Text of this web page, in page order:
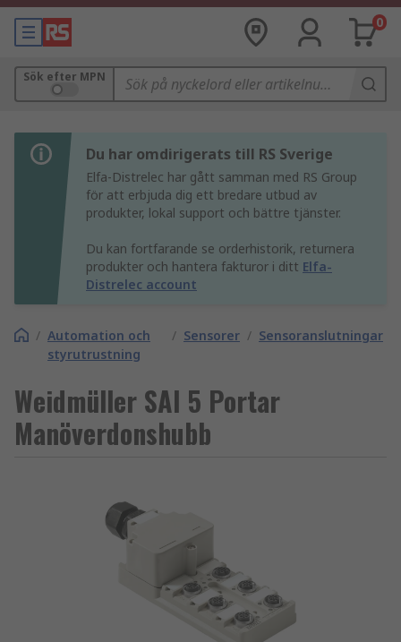
0
Sök efter MPN
Du har omdirigerats till RS Sverige
Elfa-Distrelec har gått samman med RS Group
för att erbjuda dig ett bredare utbud av
produkter, lokal support och bättre tjänster.
Du kan fortfarande se orderhistorik, returnera
produkter och hantera fakturor i ditt Elfa-
Distrelec account
/ Automation och
styrutrustning
/ Sensorer / Sensoranslutningar
Weidmüller SAI 5 Portar
Manöverdonshubb